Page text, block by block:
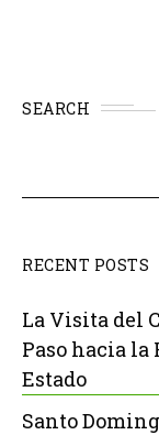
SEARCH
RECENT POSTS
La Visita del
Paso hacia la
Estado
Santo